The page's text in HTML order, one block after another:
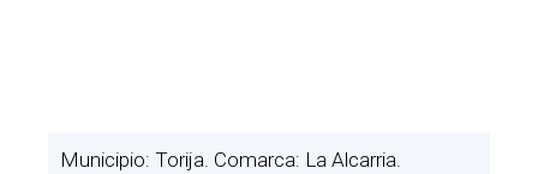
Municipio: Torija. Comarca: La Alcarria.